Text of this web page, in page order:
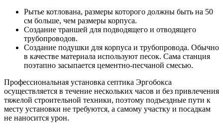
Рытье котлована, размеры которого должны быть на 50
см больше, чем размеры корпуса.
Создание траншей для подводящего и отводящего
трубопроводов.
Создание подушки для корпуса и трубопровода. Обычно
в качестве материала используют песок. Сама станция
поэтапно засыпается цементно-песчаной смесью.
Профессиональная установка септика Эргобокса
осуществляется в течение нескольких часов и без привлечения
тяжелой строительной техники, поэтому подъездные пути к
месту установки не требуются, а самому участку и посадкам
не наносится урон.